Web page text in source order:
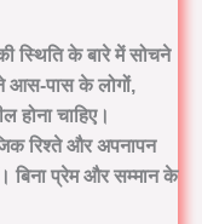
स्थिति के बारे में सोचने
आस-पास के लोगों,
चाहिए।
रिश्ते और अपनापन
बिना प्रेम और सम्मान के